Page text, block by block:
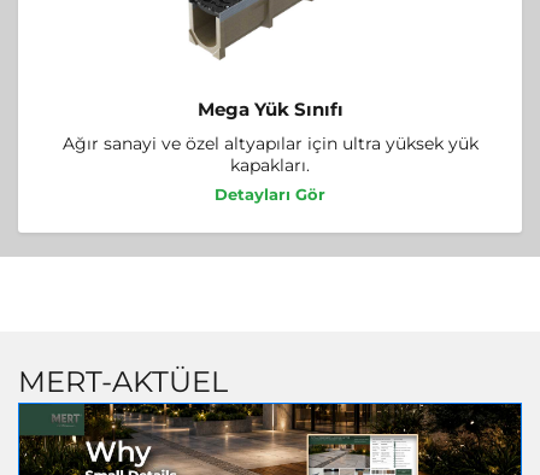
Mega Yük Sınıfı
Ağır sanayi ve özel altyapılar için ultra yüksek yük
kapakları.
Detayları Gör
MERT-AKTÜEL